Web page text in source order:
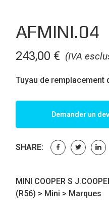
AFMINI.04
(IVA
243,00 €
Tuyau de remplacement
Demander un
SHARE:
MINI COOPER S
(R56) > Mini > Marques